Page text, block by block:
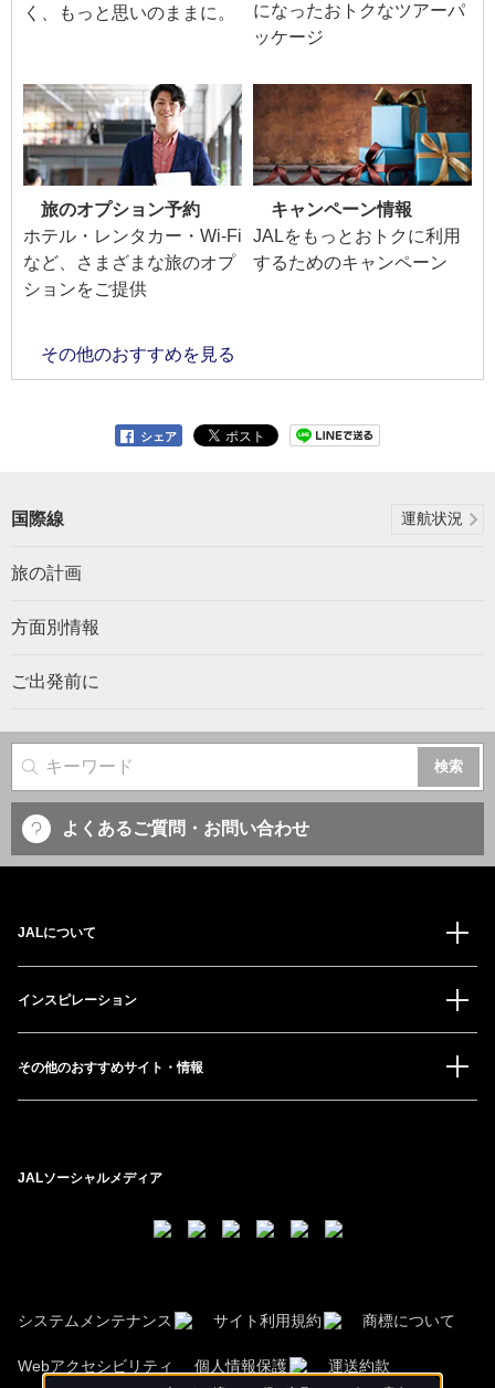
く、もっと思いのままに。
になったおトクなツアーパ
ッケージ
旅のオプション予約
ホテル・レンタカー・Wi-Fi
など、さまざまな旅のオプ
ションをご提供
キャンペーン情報
JALをもっとおトクに利用
するためのキャンペーン
その他のおすすめを見る
シェア
国際線 運航状況
旅の計画
方面別情報
ご出発前に
サイト内検索
よくあるご質問・お問い合わせ
JALについて
インスピレーション
その他のおすすめサイト・情報
JALソーシャルメディア
システムメンテナンス サイト利用規約 商標について
Webアクセシビリティ 個人情報保護 運送約款